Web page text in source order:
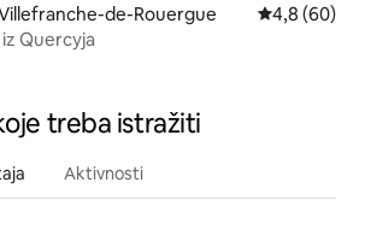
de-Rouergue Prosječna
4,8 (60)
Quercyja
treba istražiti
Aktivnosti